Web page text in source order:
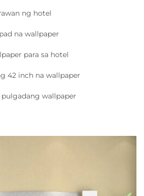
ng hotel
na wallpaper
para sa hotel
42 inch na wallpaper
wallpaper